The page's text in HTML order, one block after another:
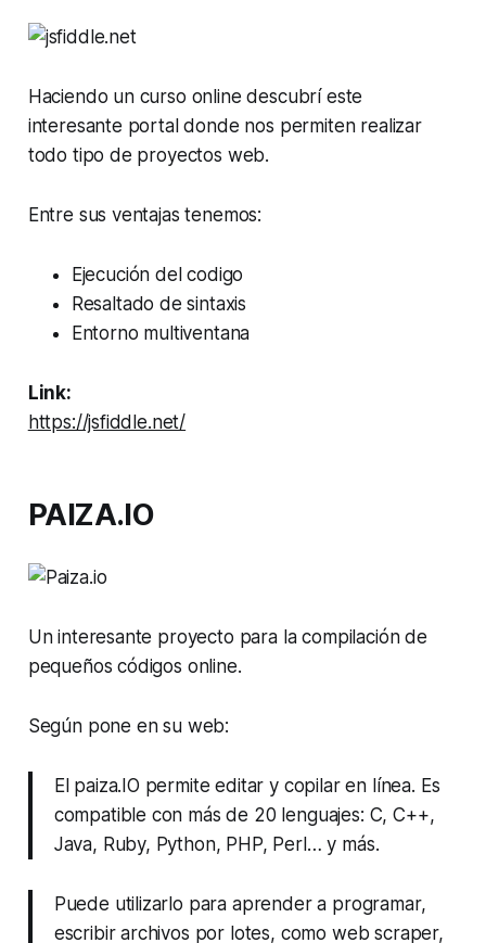
Haciendo un curso online descubrí este
interesante portal donde nos permiten realizar
todo tipo de proyectos web.
Entre sus ventajas tenemos:
Ejecución del codigo
Resaltado de sintaxis
Entorno multiventana
Link:
https://jsfiddle.net/
PAIZA.IO
Un interesante proyecto para la compilación de
pequeños códigos online.
Según pone en su web:
El paiza.IO permite editar y copilar en línea. Es
compatible con más de 20 lenguajes: C, C++,
Java, Ruby, Python, PHP, Perl… y más.
Puede utilizarlo para aprender a programar,
escribir archivos por lotes, como web scraper,